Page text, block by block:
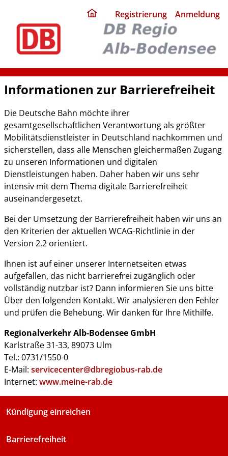
home
page
Registrierung Anmeldung
Informationen zur Barrierefreiheit
Die Deutsche Bahn möchte ihrer
gesamtgesellschaftlichen Verantwortung als größter
Mobilitätsdienstleister in Deutschland nachkommen und
sicherstellen, dass alle Menschen gleichermaßen Zugang
zu unseren Informationen und digitalen
Dienstleistungen haben. Daher haben wir uns sehr
intensiv mit dem Thema digitale Barrierefreiheit
auseinandergesetzt.
Bei der Umsetzung der Barrierefreiheit haben wir uns an
den Kriterien der aktuellen WCAG-Richtlinie in der
Version 2.2 orientiert.
Ihnen ist auf einer unserer Internetseiten etwas
aufgefallen, das nicht barrierefrei zugänglich oder
vollständig nutzbar ist? Dann informieren Sie uns bitte
Über den folgenden Kontakt. Wir analysieren den Fehler
und prüfen die Behebung. Wir danken für Ihre Mithilfe.
Regionalverkehr Alb-Bodensee GmbH
Karlstraße 31-33, 89073 Ulm
Tel.: 0731/1550-0
E-Mail: servicecenter@dbregiobus-rab.de
Internet: www.meine-rab.de
Kündigung einreichen
Barrierefreiheit